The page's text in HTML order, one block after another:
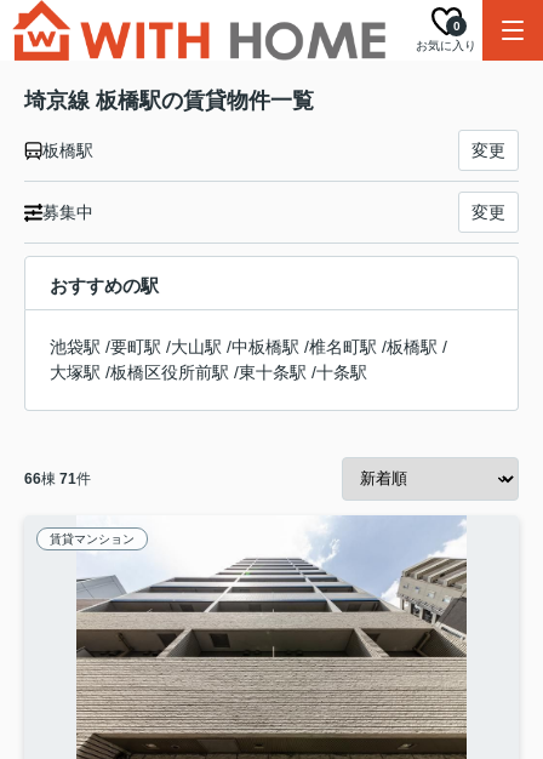
お気に入り
0
埼京線 板橋駅の賃貸物件一覧
板橋駅 変更
募集中 変更
おすすめの駅
池袋駅 /要町駅 /大山駅 /中板橋駅 /椎名町駅 /板橋駅 /
大塚駅 /板橋区役所前駅 /東十条駅 /十条駅
66棟 71件
賃貸マンション